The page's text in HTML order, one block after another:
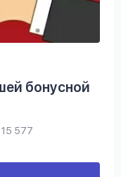
бонусной
15 577